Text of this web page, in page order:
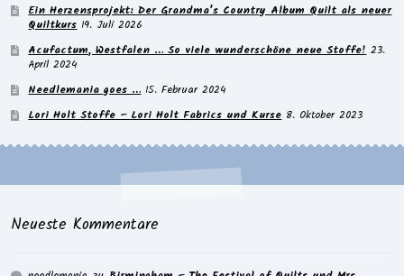
Ein Herzensprojekt: Der Grandma’s Country Album Quilt als neuer
Quiltkurs 19. Juli 2026
Acufactum, Westfalen … So viele wunderschöne neue Stoffe! 23.
April 2024
Needlemania goes … 15. Februar 2024
Lori Holt Stoffe – Lori Holt Fabrics und Kurse 8. Oktober 2023
Neueste Kommentare